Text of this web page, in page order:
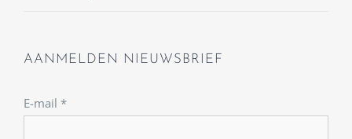
AANMELDEN NIEUWSBRIEF
E-mail *